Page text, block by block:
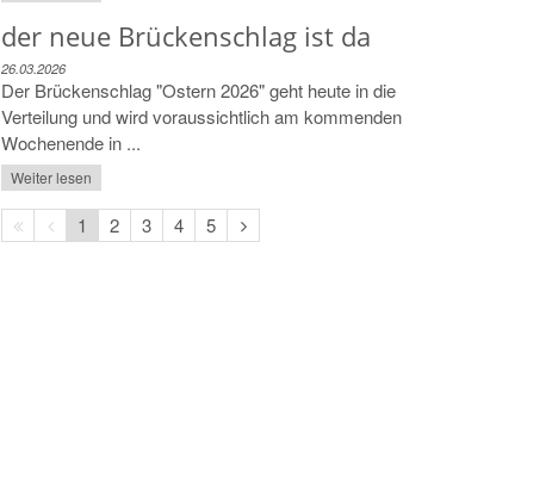
der neue Brückenschlag ist da
26.03.2026
Der Brückenschlag "Ostern 2026" geht heute in die
Verteilung und wird voraussichtlich am kommenden
Wochenende in ...
Weiter lesen
Erste
Seite
Vorherige
Seite
1 2 3 4 5
Nächste
Seite